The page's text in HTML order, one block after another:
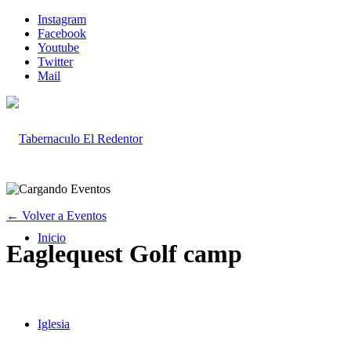
Instagram
Facebook
Youtube
Twitter
Mail
Inicio
Iglesia
← Volver a Eventos
Eaglequest Golf camp